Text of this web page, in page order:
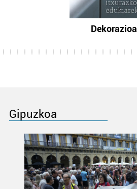
Dekorazioa
Gipuzkoa